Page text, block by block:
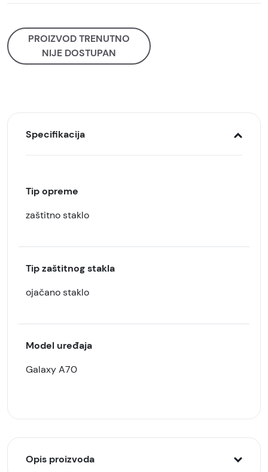
PROIZVOD TRENUTNO
NIJE DOSTUPAN
Specifikacija
Tip opreme
zaštitno staklo
Tip zaštitnog stakla
ojačano staklo
Model uređaja
Galaxy A70
Opis proizvoda